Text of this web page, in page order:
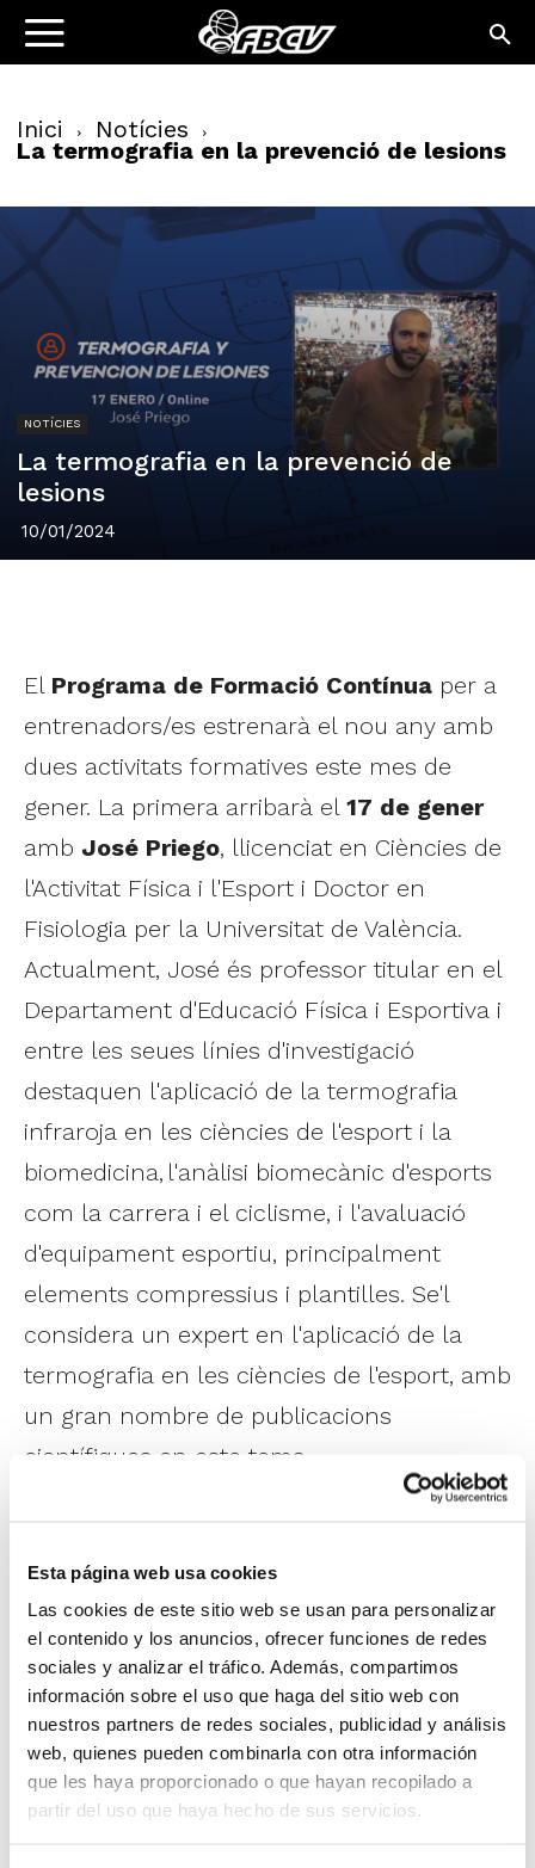
Esta página web usa cookies
Las cookies de este sitio web se usan para personalizar
el contenido y los anuncios, ofrecer funciones de redes
sociales y analizar el tráfico. Además, compartimos
información sobre el uso que haga del sitio web con
nuestros partners de redes sociales, publicidad y análisis
web, quienes pueden combinarla con otra información
que les haya proporcionado o que hayan recopilado a
partir del uso que haya hecho de sus servicios.
Inici Notícies
La termografia en la prevenció de lesions
NOTÍCIES
La termografia en la prevenció de
lesions
10/01/2024
El Programa de Formació Contínua per a
entrenadors/es estrenarà el nou any amb
dues activitats formatives este mes de
gener. La primera arribarà el 17 de gener
amb José Priego, llicenciat en Ciències de
l'Activitat Física i l'Esport i Doctor en
Fisiologia per la Universitat de València.
Actualment, José és professor titular en el
Departament d'Educació Física i Esportiva i
entre les seues línies d'investigació
destaquen l'aplicació de la termografia
infraroja en les ciències de l'esport i la
biomedicina, l'anàlisi biomecànic d'esports
com la carrera i el ciclisme, i l'avaluació
d'equipament esportiu, principalment
elements compressius i plantilles. Se'l
considera un expert en l'aplicació de la
termografia en les ciències de l'esport, amb
un gran nombre de publicacions
científiques en este tema
https://www.researchgate.net/profile/jose-
llibre internacional publicat en 2017 per
l'editorial Springer "Application of Infrared
Thermography in Sports Science".
Conéixer què és la termografia infraroja, el